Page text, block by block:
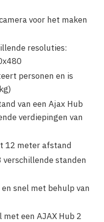
voor het maken
resoluties:
personen en is
van een Ajax Hub
verdiepingen van
12 meter afstand
verschillende standen
snel met behulp van
met een AJAX Hub 2